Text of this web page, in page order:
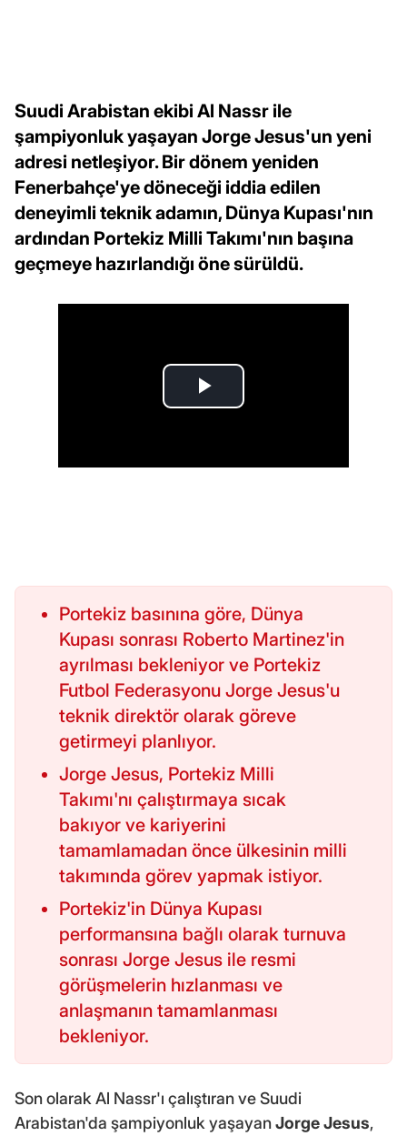
Suudi Arabistan ekibi Al Nassr ile
şampiyonluk yaşayan Jorge Jesus'un yeni
adresi netleşiyor. Bir dönem yeniden
Fenerbahçe'ye döneceği iddia edilen
deneyimli teknik adamın, Dünya Kupası'nın
ardından Portekiz Milli Takımı'nın başına
geçmeye hazırlandığı öne sürüldü.
Portekiz basınına göre, Dünya
Kupası sonrası Roberto Martinez'in
ayrılması bekleniyor ve Portekiz
Futbol Federasyonu Jorge Jesus'u
teknik direktör olarak göreve
getirmeyi planlıyor.
Jorge Jesus, Portekiz Milli
Takımı'nı çalıştırmaya sıcak
bakıyor ve kariyerini
tamamlamadan önce ülkesinin milli
takımında görev yapmak istiyor.
Portekiz'in Dünya Kupası
performansına bağlı olarak turnuva
sonrası Jorge Jesus ile resmi
görüşmelerin hızlanması ve
anlaşmanın tamamlanması
bekleniyor.
Son olarak Al Nassr'ı çalıştıran ve Suudi
Arabistan'da şampiyonluk yaşayanJorge Jesus,